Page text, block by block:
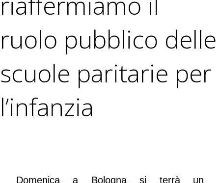
ruolo pubblico delle
scuole paritarie per
l’infanzia
Domenica a Bologna si terrà un